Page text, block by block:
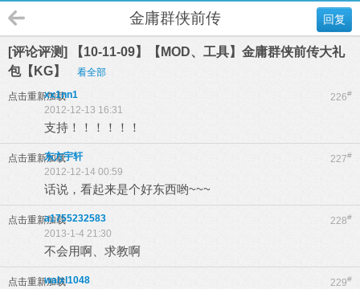
回复
金庸群侠前传
[评论评测] 【10-11-09】【MOD、工具】金庸群侠前传大礼
包【KG】
看全部
点击重新加载 226#
xx1nn1
2012-12-13 16:31
支持！！！！！！
点击重新加载 227#
东方宇轩
2012-12-14 00:59
话说，看起来是个好东西哟~~~
点击重新加载 228#
a1755232583
2013-1-4 21:30
不会用啊、求教啊
点击重新加载 229#
walxl1048